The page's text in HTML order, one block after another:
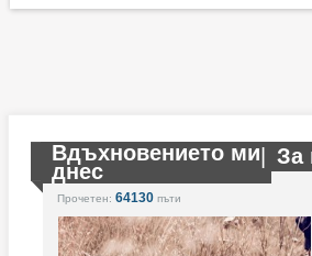
Вдъхновението ми
днес
За
Прочетен: 64130 пъти